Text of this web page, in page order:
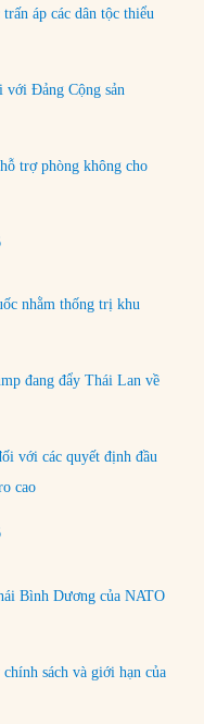
áp các dân tộc thiểu
Đảng Cộng sản
trợ phòng không cho
nhằm thống trị khu
đang đẩy Thái Lan về
với các quyết định đầu
cao
Bình Dương của NATO
sách và giới hạn của